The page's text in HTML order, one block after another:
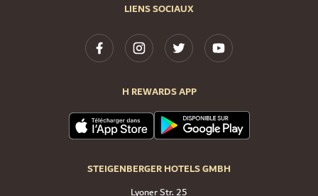
LIENS SOCIAUX
H REWARDS APP
STEIGENBERGER HOTELS GMBH
Lyoner Str. 25